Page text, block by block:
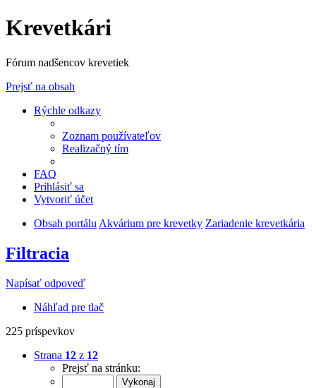
Krevetkári
Fórum nadšencov krevetiek
Prejsť na obsah
Rýchle odkazy
Zoznam používateľov
Realizačný tím
FAQ
Prihlásiť sa
Vytvoriť účet
Obsah portálu Akvárium pre krevetky Zariadenie krevetkária
Filtracia
Napísať odpoveď
Náhľad pre tlač
225 príspevkov
Strana 12 z 12
Prejsť na stránku: